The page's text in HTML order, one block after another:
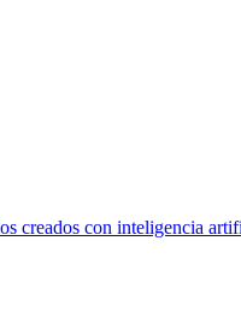
creados con inteligencia